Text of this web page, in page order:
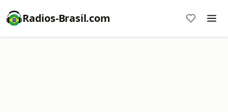
Radios-Brasil.com